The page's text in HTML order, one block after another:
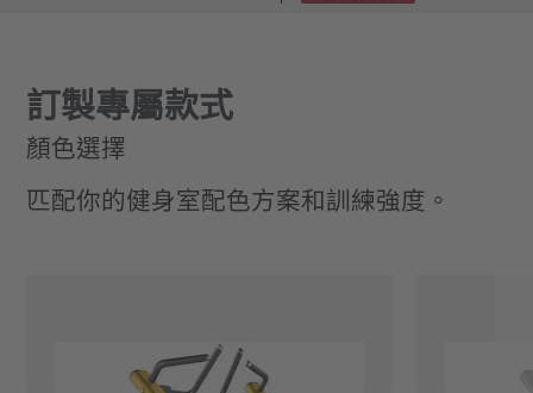
訂製專屬款式
顏色選擇
匹配你的健身室配色方案和訓練強度。